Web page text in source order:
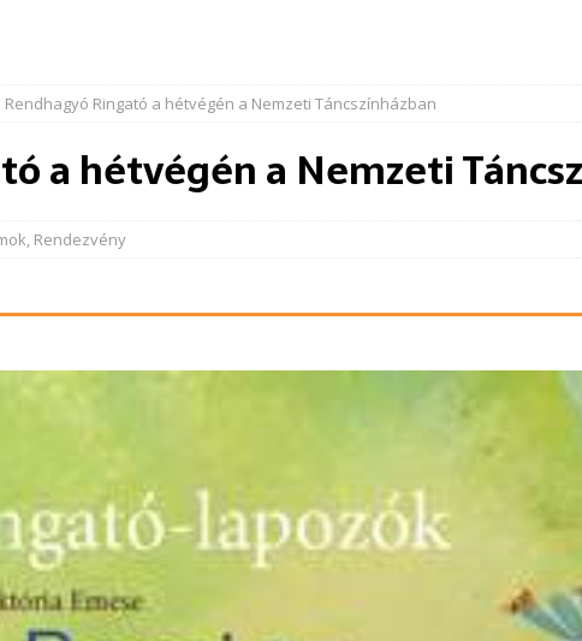
Rendhagyó Ringató a hétvégén a Nemzeti Táncszínházban
a hétvégén a Nemzeti
, Rendezvény